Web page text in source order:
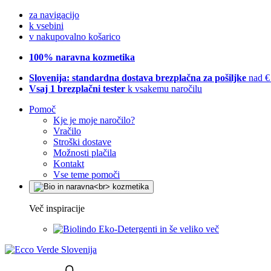
za navigacijo
k vsebini
v nakupovalno košarico
100% naravna kozmetika
Slovenija: standardna dostava brezplačna za pošiljke nad
Vsaj 1 brezplačni tester k vsakemu naročilu
Pomoč
Kje je moje naročilo?
Vračilo
Stroški dostave
Možnosti plačila
Kontakt
Vse teme pomoči
Več inspiracije
Eko-Detergenti in še veliko več